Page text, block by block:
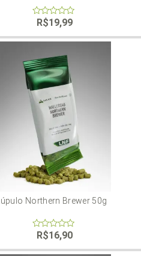
of
R$19,99
Lúpulo Northern Brewer 50g
out
of
R$16,90